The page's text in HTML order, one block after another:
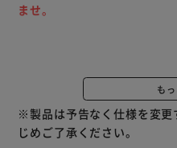
ませ。
ソファ。サイドには2種類の
スマホやPCを手元で充電で
とカップホルダーに。飲み
ことができます。
も
※製品は予告なく仕様を変更
じめご了承ください。